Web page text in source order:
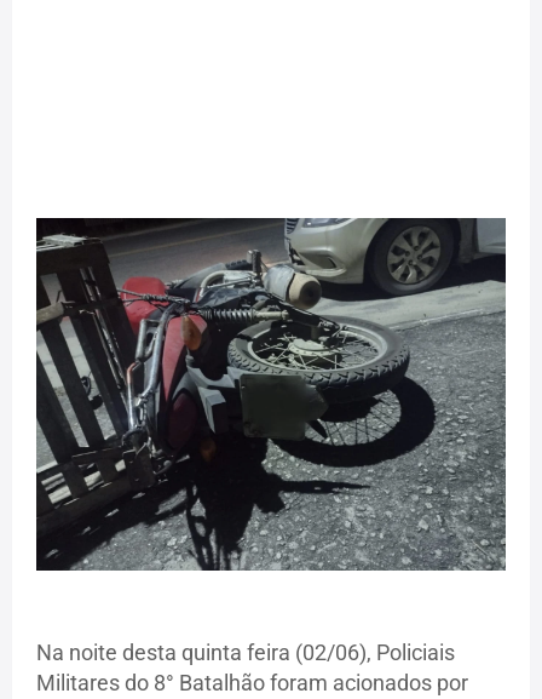
Na noite desta quinta feira (02/06), Policiais
Militares do 8° Batalhão foram acionados por